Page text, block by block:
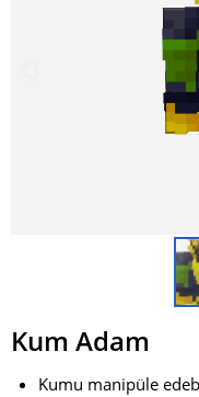
Kum Adam
Kumu manipüle